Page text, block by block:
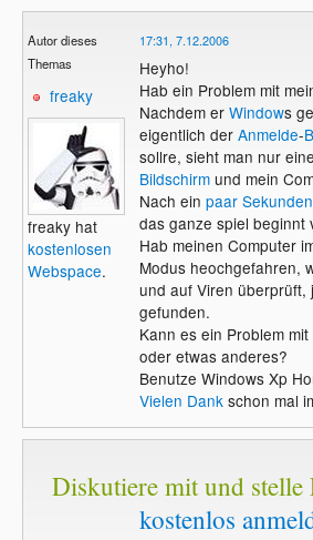
Autor dieses
Themas
freaky
freaky hat
kostenlosen
Webspace.
17:31, 7.12.2006
Heyho!
Hab ein Problem mit
Nachdem er Windows ge
eigentlich der Anmelde-
sollre, sieht man nur
Bildschirmund mein
Nach ein paar Sekunden
das ganze spiel beginnt
Hab meinen Computer
Modus heochgefahren,
und auf Viren überprüft,
gefunden.
Kann es ein Problem
oder etwas anderes?
Benutze Windows Xp
Vielen Dank schon mal
Diskutiere mit und stelle
kostenlos